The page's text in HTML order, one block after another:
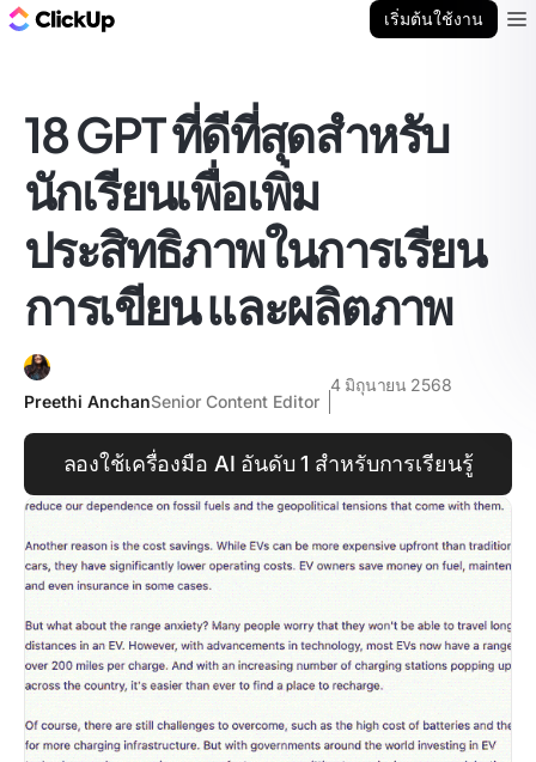
เริ่มต้นใช้งาน
18 GPT ที่ดีที่สุดสำหรับ
นักเรียนเพื่อเพิ่ม
ประสิทธิภาพในการเรียน
การเขียน และผลิตภาพ
Preethi AnchanSenior Content Editor
4 มิถุนายน 2568
ลองใช้เครื่องมือ AI อันดับ 1 สำหรับการเรียนรู้